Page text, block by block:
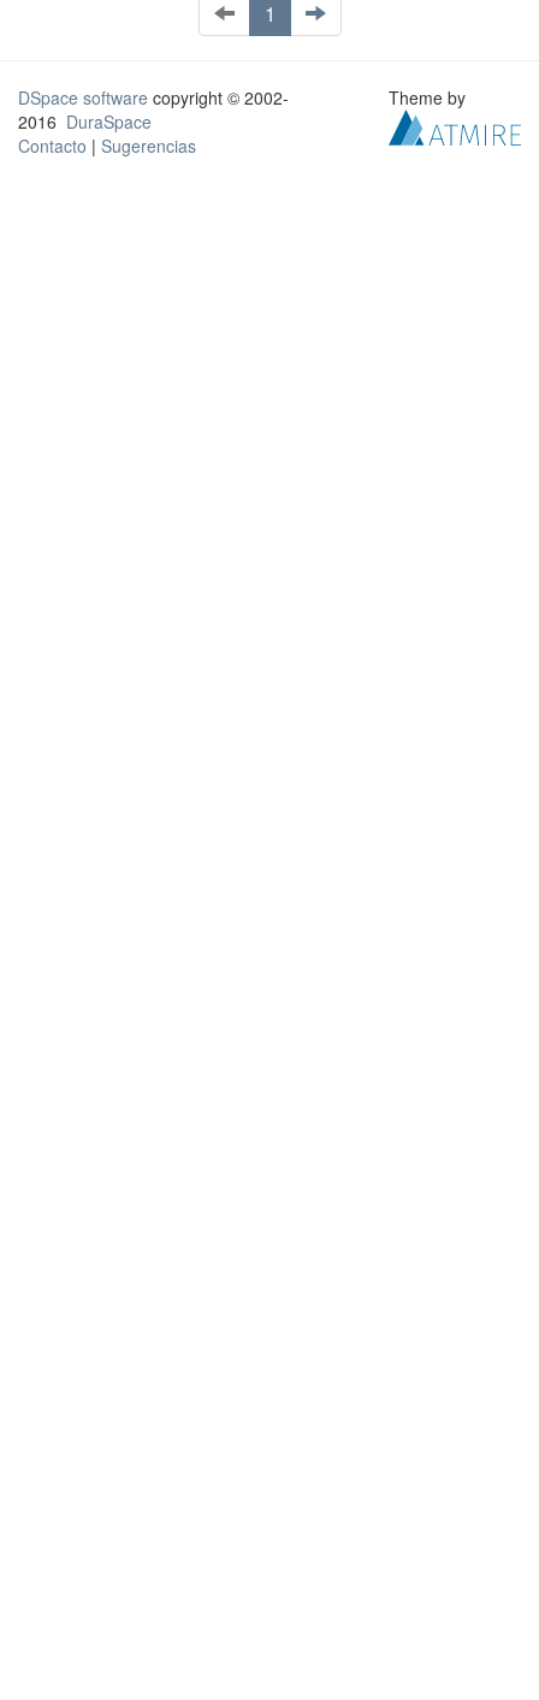
1
DSpace software copyright © 2002-
2016 DuraSpace
Contacto | Sugerencias
Theme by